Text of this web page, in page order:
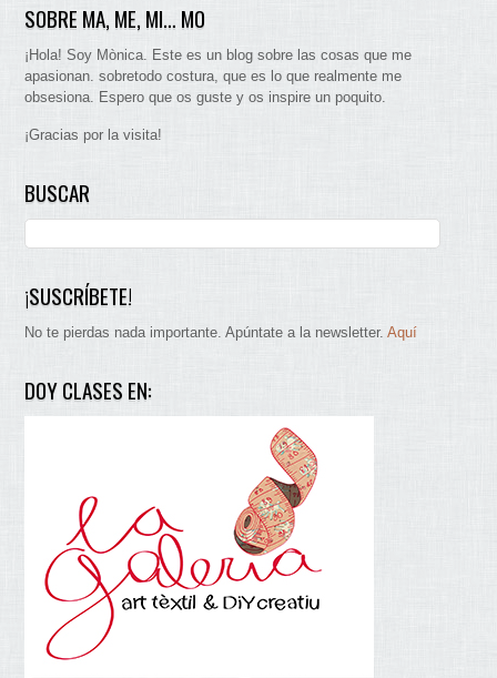
SOBRE MA, ME, MI… MO
¡Hola! Soy Mònica. Este es un blog sobre las cosas que me
apasionan. sobretodo costura, que es lo que realmente me
obsesiona. Espero que os guste y os inspire un poquito.
¡Gracias por la visita!
BUSCAR
¡SUSCRÍBETE!
No te pierdas nada importante. Apúntate a la newsletter.Aquí
DOY CLASES EN: